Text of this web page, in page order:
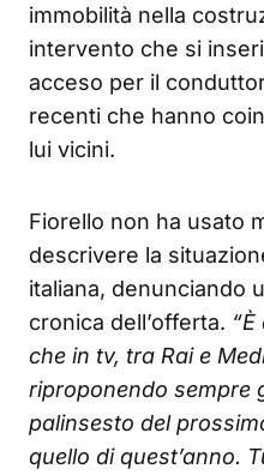
immobilità nella
intervento che si
acceso per il
recenti che hanno
lui vicini.
Fiorello non ha usato
descrivere la
italiana, denunciando
cronica dell’offerta.
che in tv, tra Rai e
riproponendo sempre
palinsesto del
quello di quest’anno.